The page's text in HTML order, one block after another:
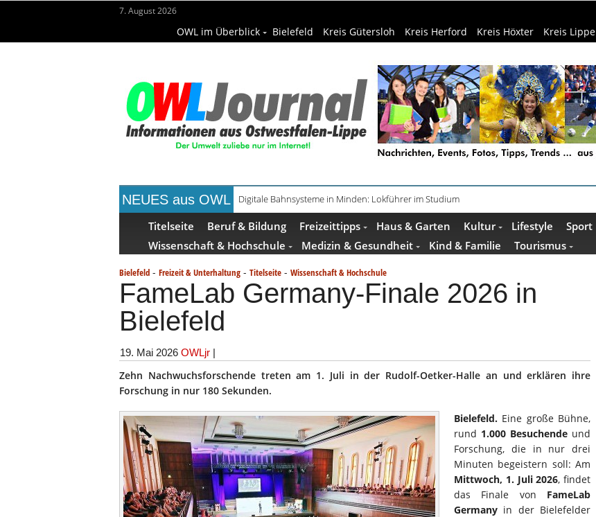
7. August 2026
OWL im Überblick Bielefeld Kreis Gütersloh Kreis Herford Kreis Höxter Kreis Lippe
NEUES aus OWL Digitale Bahnsysteme in Minden: Lokführer im Studium
Titelseite Beruf & Bildung Freizeittipps Haus & Garten Kultur Lifestyle Sport
Wissenschaft & Hochschule
Medizin & Gesundheit Kind & Familie Tourismus
Bielefeld - Freizeit & Unterhaltung - Titelseite - Wissenschaft & Hochschule
FameLab Germany-Finale 2026 in
Bielefeld
19. Mai 2026 OWLjr |
Zehn Nachwuchsforschende treten am 1. Juli in der Rudolf-Oetker-Halle an und erklären ihre
Forschung in nur 180 Sekunden.
Bielefeld. Eine große Bühne,
rund 1.000 Besuchende und
Forschung, die in nur drei
Minuten begeistern soll: Am
Mittwoch, 1. Juli 2026, findet
das Finale von FameLab
Germany in der Bielefelder